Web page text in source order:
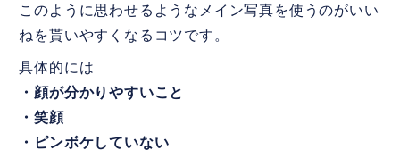
このように思わせるようなメイン写真を使うのがいい
ねを貰いやすくなるコツです。
具体的には
・顔が分かりやすいこと
・笑顔
・ピンボケしていない